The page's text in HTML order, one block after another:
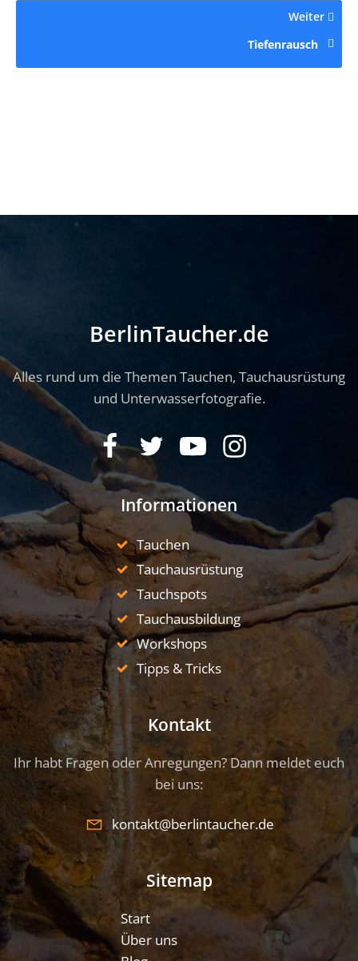
Weiter
Tiefenrausch
BerlinTaucher.de
Alles rund um die Themen Tauchen, Tauchausrüstung
und Unterwasserfotografie.
Informationen
Tauchen
Tauchausrüstung
Tauchspots
Tauchausbildung
Workshops
Tipps & Tricks
Kontakt
Ihr habt Fragen oder Anregungen? Dann meldet euch
bei uns:
kontakt@berlintaucher.de
Sitemap
Start
Über uns